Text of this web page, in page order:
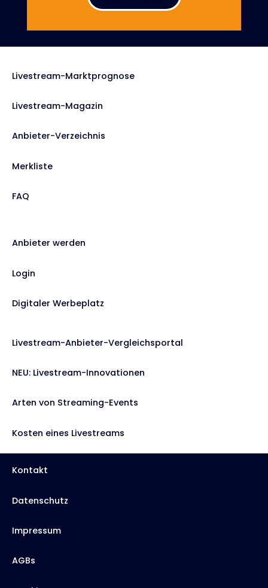
Livestream-Marktprognose
Livestream-Magazin
Anbieter-Verzeichnis
Merkliste
FAQ
Anbieter werden
Login
Digitaler Werbeplatz
Livestream-Anbieter-Vergleichsportal
NEU: Livestream-Innovationen
Arten von Streaming-Events
Kosten eines Livestreams
Kontakt
Datenschutz
Impressum
AGBs